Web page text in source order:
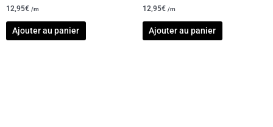
12,95€ /m
Ajouter au panier
12,95€ /m
Ajouter au panier